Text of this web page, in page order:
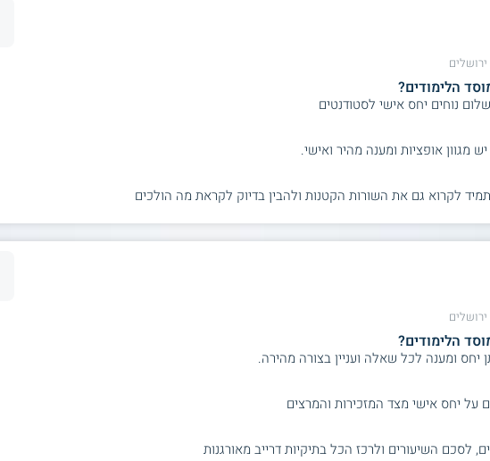
הלימודים?
נוחים יחס אישי לסטודנטים
מגוון אופציות ומענה מהיר ואישי.
לקרוא גם את השורות הקטנות ולהבין בדיוק לקראת מה הולכים
הלימודים?
יחס ומענה לכל שאלה ועניין בצורה מהירה.
על יחס אישי מצד המזכירות והמרצים
לסכם השיעורים ולרכז הכל בתיקיות דרייב מאורגנות